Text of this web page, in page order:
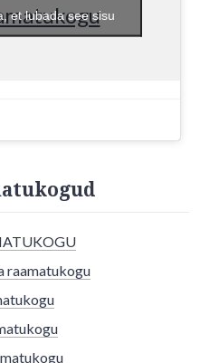
et lubada see sisu
raamatukogu